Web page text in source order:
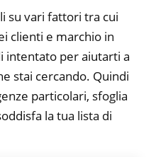
su vari fattori tra cui
clienti e marchio in
intentato per aiutarti a
stai cercando. Quindi
particolari, sfoglia
la tua lista di